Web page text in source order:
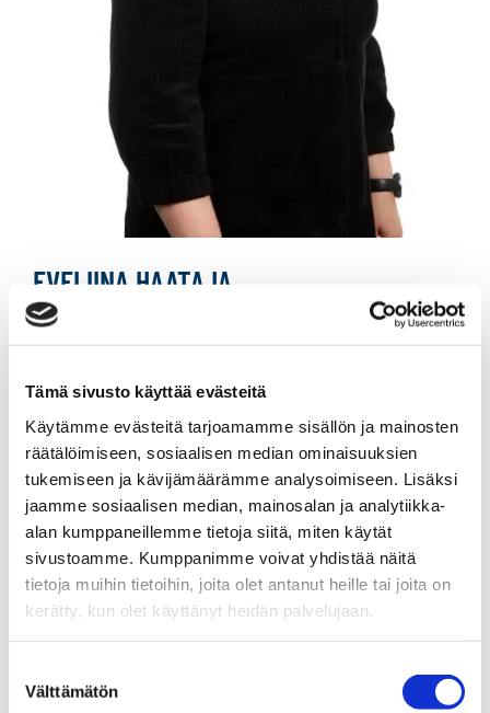
Tämä sivusto käyttää evästeitä
Käytämme evästeitä tarjoamamme sisällön ja mainosten
räätälöimiseen, sosiaalisen median ominaisuuksien
tukemiseen ja kävijämäärämme analysoimiseen. Lisäksi
jaamme sosiaalisen median, mainosalan ja analytiikka-
alan kumppaneillemme tietoja siitä, miten käytät
sivustoamme. Kumppanimme voivat yhdistää näitä
tietoja muihin tietoihin, joita olet antanut heille tai joita on
kerätty, kun olet käyttänyt heidän palvelujaan.
valinta
Välttämätön
EVELIINA HAATAJA
Yrittäjä, kiinteistönvälittäjä LKV
Sp-Koti Kajaani | Kiinteistönvälitys Evilla LKV Oy
3301265-7
+358 45 615 1005
WhatsApp
eveliina.haataja@spkoti.fi
Sp-Koti Kajaani